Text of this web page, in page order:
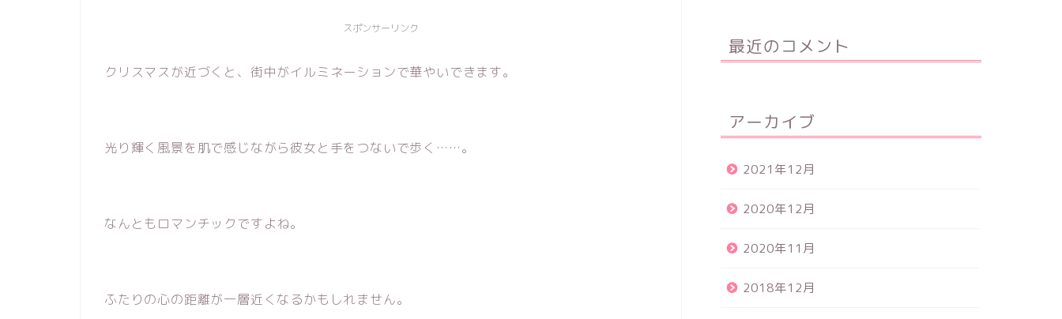
スポンサーリンク
クリスマスが近づくと、街中がイルミネーションで華やいできます。
光り輝く風景を肌で感じながら彼女と手をつないで歩く……。
なんともロマンチックですよね。
ふたりの心の距離が一層近くなるかもしれません。
最近のコメント
アーカイブ
2021年12月
2020年12月
2020年11月
2018年12月